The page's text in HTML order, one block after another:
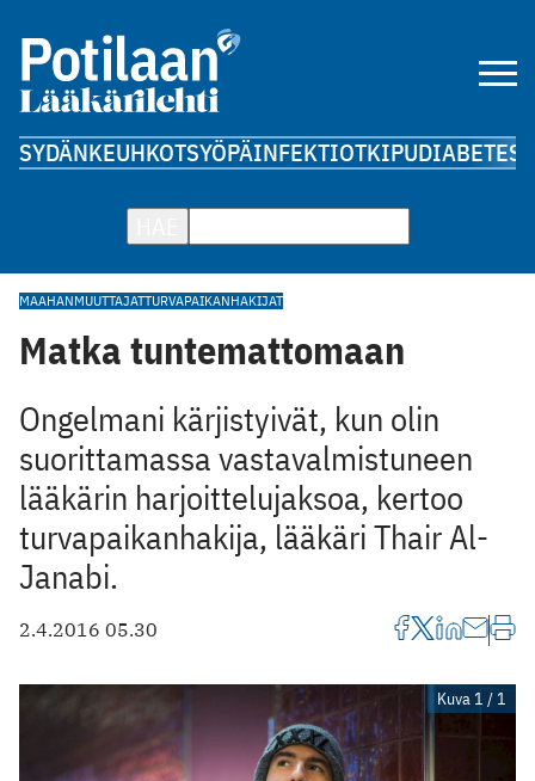
SYDÄNKEUHKOTSYÖPÄINFEKTIOTKIPUDIABETES
MAAHANMUUTTAJATTURVAPAIKANHAKIJAT
Matka tuntemattomaan
Ongelmani ­kärjistyivät, kun olin
suorittamassa vastavalmistuneen
lääkärin harjoittelujaksoa, kertoo
turvapaikanhakija, lääkäri Thair Al-
Janabi.
2.4.2016 05.30
Kuva 1 / 1